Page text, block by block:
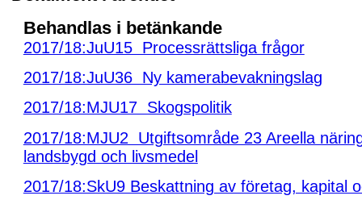
Behandlas i betänkande
2017/18:JuU15 Processrättsliga frågor
2017/18:JuU36 Ny kamerabevakningslag
2017/18:MJU17 Skogspolitik
2017/18:MJU2 Utgiftsområde 23 Areella
landsbygd och livsmedel
2017/18:SkU9 Beskattning av företag, kapital